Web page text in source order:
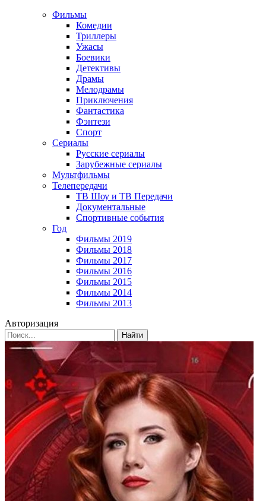
Фильмы
Комедии
Триллеры
Ужасы
Боевики
Детективы
Драмы
Мелодрамы
Приключения
Фантастика
Фэнтези
Спорт
Сериалы
Русские сериалы
Зарубежные сериалы
Мультфильмы
Телепередачи
ТВ Шоу и ТВ Передачи
Документальные
Спортивные события
Год
Фильмы 2019
Фильмы 2018
Фильмы 2017
Фильмы 2016
Фильмы 2015
Фильмы 2014
Фильмы 2013
Авторизация
Найти